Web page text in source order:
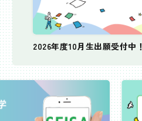
2026年度10月生出願受付中！